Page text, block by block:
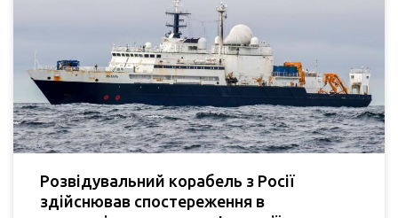
Розвідувальний корабель з Росії
здійснював спостереження в